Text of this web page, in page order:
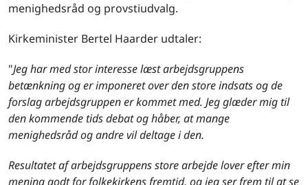
menighedsråd og provstiudvalg.
Kirkeminister Bertel Haarder udtaler:
"Jeg har med stor interesse læst arbejdsgruppens
betænkning og er imponeret over den store indsats og de
forslag arbejdsgruppen er kommet med. Jeg glæder mig til
den kommende tids debat og håber, at mange
menighedsråd og andre vil deltage i den.
Resultatet af arbejdsgruppens store arbejde lover efter min
mening godt for folkekirkens fremtid, og jeg ser frem til at se